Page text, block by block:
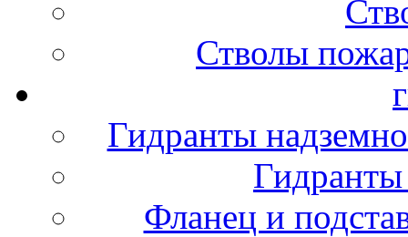
Стволы
Гидранты
Фланец и